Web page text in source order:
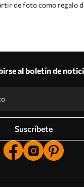
de foto como regalo
al boletín de
Suscríbete